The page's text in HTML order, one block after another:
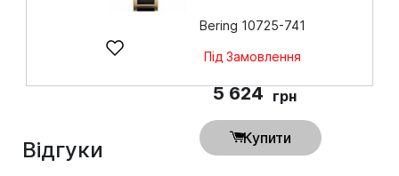
Bering 10725-741
Під Замовлення
5 624 грн
Купити
Відгуки